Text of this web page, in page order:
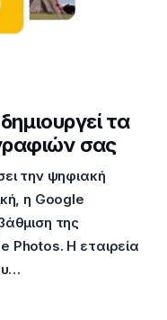
τα
σας
την ψηφιακή
η Google
της
Photos. Η εταιρεία